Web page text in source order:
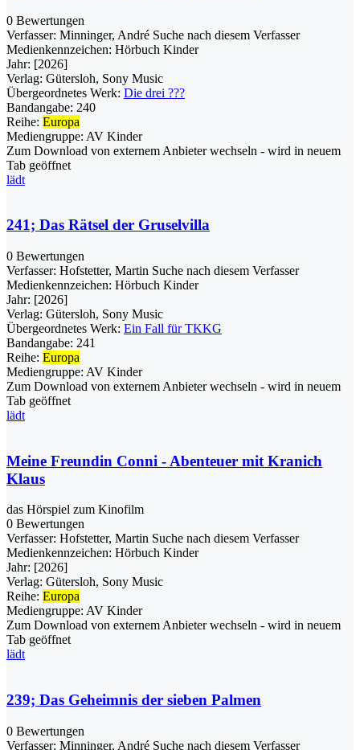
0 Bewertungen
Verfasser: Minninger, André Suche nach diesem Verfasser
Medienkennzeichen: Hörbuch Kinder
Jahr: [2026]
Verlag: Gütersloh, Sony Music
Übergeordnetes Werk: Die drei ???
Bandangabe: 240
Reihe: Europa
Mediengruppe: AV Kinder
Zum Download von externem Anbieter wechseln - wird in neuem
Tab geöffnet
lädt
241; Das Rätsel der Gruselvilla
0 Bewertungen
Verfasser: Hofstetter, Martin Suche nach diesem Verfasser
Medienkennzeichen: Hörbuch Kinder
Jahr: [2026]
Verlag: Gütersloh, Sony Music
Übergeordnetes Werk: Ein Fall für TKKG
Bandangabe: 241
Reihe: Europa
Mediengruppe: AV Kinder
Zum Download von externem Anbieter wechseln - wird in neuem
Tab geöffnet
lädt
Meine Freundin Conni - Abenteuer mit Kranich
Klaus
das Hörspiel zum Kinofilm
0 Bewertungen
Verfasser: Hofstetter, Martin Suche nach diesem Verfasser
Medienkennzeichen: Hörbuch Kinder
Jahr: [2026]
Verlag: Gütersloh, Sony Music
Reihe: Europa
Mediengruppe: AV Kinder
Zum Download von externem Anbieter wechseln - wird in neuem
Tab geöffnet
lädt
239; Das Geheimnis der sieben Palmen
0 Bewertungen
Verfasser: Minninger, André Suche nach diesem Verfasser